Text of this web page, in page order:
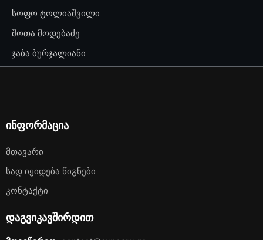
სოფო ტოლიაშვილი
შოთა მოდებაძე
ჯაბა ბურჯალიანი
ინფორმაცია
Მთავარი
Სად Იყიდება Წიგნები
Კონტაქტი
დაგვიკავშირდით